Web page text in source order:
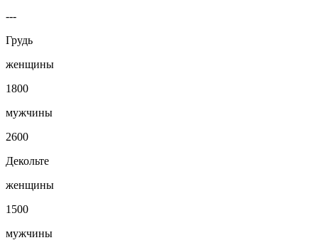
---
Грудь
женщины
1800
мужчины
2600
Декольте
женщины
1500
мужчины